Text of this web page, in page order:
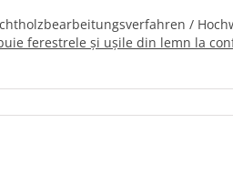
/
ferestrele și ușile din lemn la